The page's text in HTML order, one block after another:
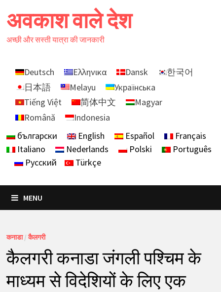
to
content
अवकाश वाले देश
अच्छी और सस्ती यात्रा की जानकारी
Deutsch Ελληνικα Dansk
한국어
日本語
Melayu
Українська
Tiếng Việt
简体中文
Magyar
Română
Indonesia
български
English Español
Français
Italiano
Nederlands Polski
Português
Русский
Türkçe
MENU
कनाडा/कैलगरी
कैलगरी कनाडा जंगली पश्चिम के
माध्यम से विदेशियों के लिए एक